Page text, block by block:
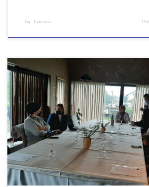
by Tamara
Druženje sa medijima i projektnim partnerima
„Ranim odgojem i obrazovanjem prema
realiziramo u okviru projekta NAGE –
Green Economy (Umrežavanje i zagovaranje
ekonomiju) koji je finansiran sredstvima
Mreža za ruralni razvoj u Bosni i […]